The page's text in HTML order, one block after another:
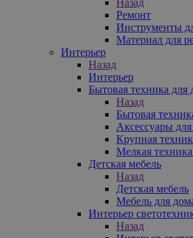
Ремонт
Инструменты
Материал для
Интерьер
Назад
Интерьер
Бытовая техника для
Назад
Бытовая
Аксессуары
Крупная
Мелкая
Детская мебель
Назад
Детская мебель
Мебель для
Интерьер
Назад